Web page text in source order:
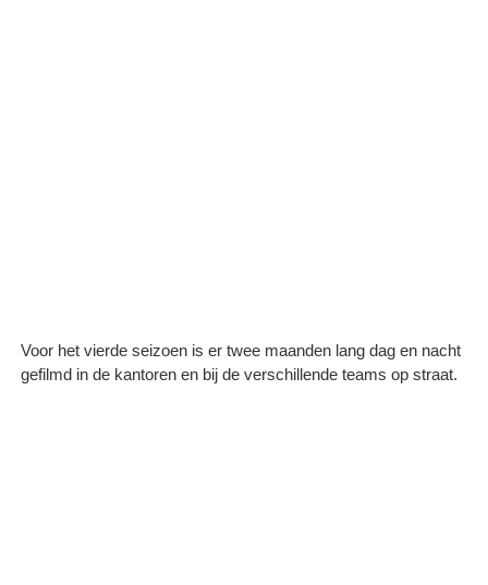
Voor het vierde seizoen is er twee maanden lang dag en nacht
gefilmd in de kantoren en bij de verschillende teams op straat.